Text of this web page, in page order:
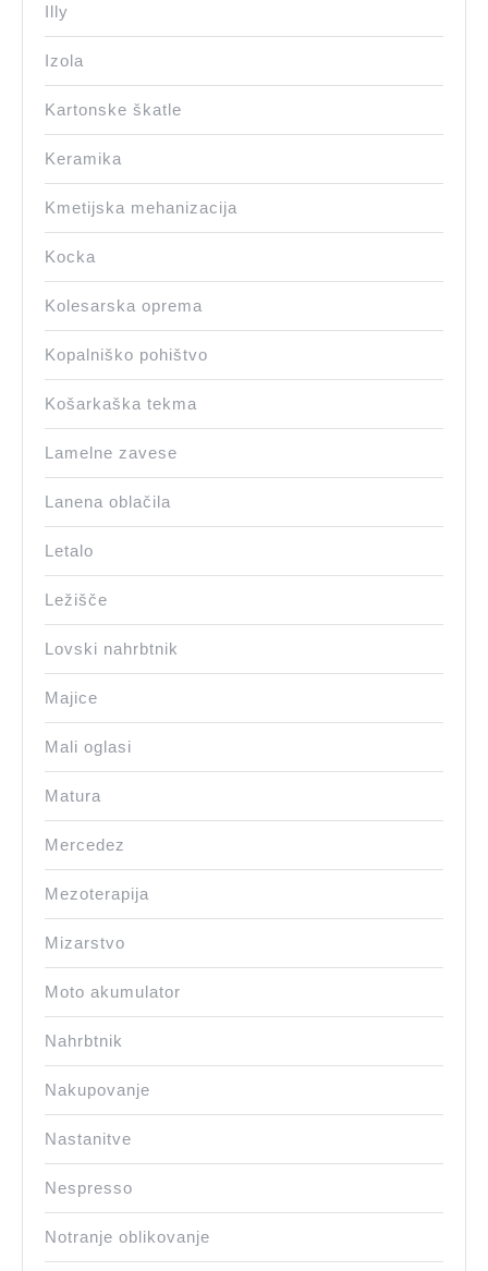
Illy
Izola
Kartonske škatle
Keramika
Kmetijska mehanizacija
Kocka
Kolesarska oprema
Kopalniško pohištvo
Košarkaška tekma
Lamelne zavese
Lanena oblačila
Letalo
Ležišče
Lovski nahrbtnik
Majice
Mali oglasi
Matura
Mercedez
Mezoterapija
Mizarstvo
Moto akumulator
Nahrbtnik
Nakupovanje
Nastanitve
Nespresso
Notranje oblikovanje